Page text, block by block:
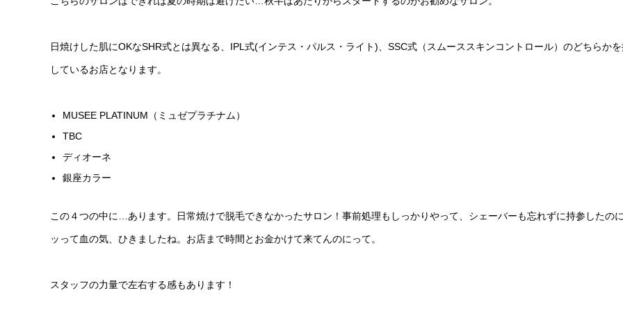
日焼けした肌にOKなSHR式とは異なる、IPL式(インテス・パルス・ライト)、SSC式（スムーススキンコントロール）のどちらかを
しているお店となります。
MUSEE PLATINUM（ミュゼプラチナム）
TBC
ディオーネ
銀座カラー
この４つの中に…あります。日常焼けで脱毛できなかったサロン！事前処理もしっかりやって、シェーバーも忘れずに持参したの
ッって血の気、ひきましたね。お店まで時間とお金かけて来てんのにって。
スタッフの力量で左右する感もあります！